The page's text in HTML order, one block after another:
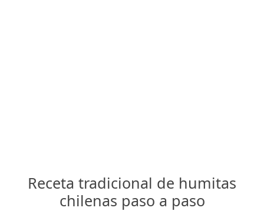
Receta tradicional de humitas
chilenas paso a paso